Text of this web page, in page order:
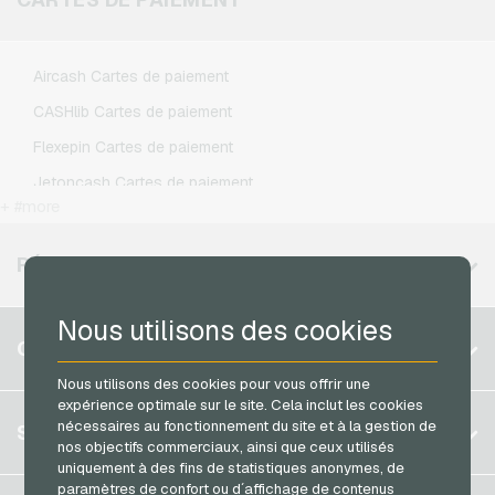
Nous utilisons des cookies
Nous utilisons des cookies pour vous offrir une
expérience optimale sur le site. Cela inclut les cookies
nécessaires au fonctionnement du site et à la gestion de
nos objectifs commerciaux, ainsi que ceux utilisés
uniquement à des fins de statistiques anonymes, de
paramètres de confort ou d´affichage de contenus
Xbox Live Credits jeux video
Aircash Cartes de paiement
CASHlib Cartes de paiement
Flexepin Cartes de paiement
Jetoncash Cartes de paiement
Neosurf Cartes de paiement
PCS Cartes de paiement
Razer Gold Cartes de paiement
Transcash Cartes de paiement
RÉGIONS DISPONIBLES
Belgique
Allemagne (DE)
Allemagne (EN)
France
COMPTE
S´inscrire
S´inscrire
SERVICE